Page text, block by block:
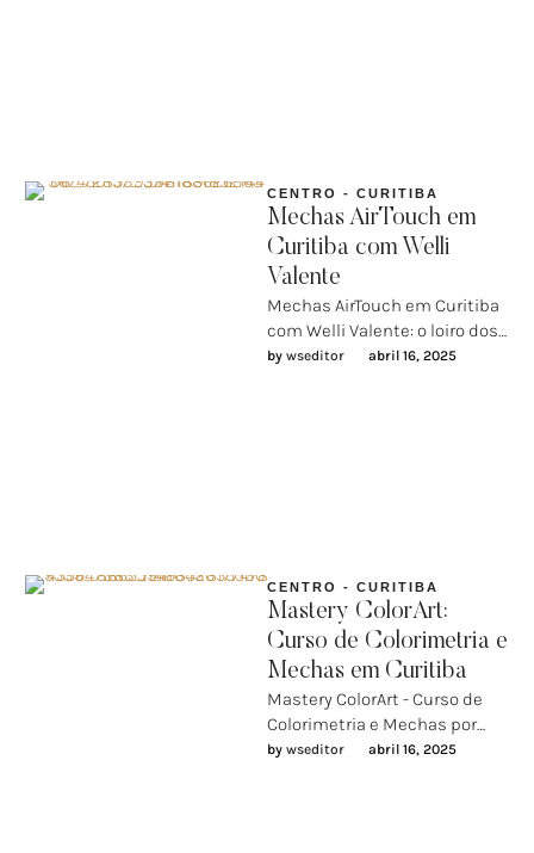
CENTRO - CURITIBA
Mechas AirTouch em
Curitiba com Welli
Valente
Mechas AirTouch em Curitiba
com Welli Valente: o loiro dos
sonhos com técnica, leveza e
by wseditor abril 16, 2025
CENTRO - CURITIBA
Mastery ColorArt:
Curso de Colorimetria e
Mechas em Curitiba
Mastery ColorArt - Curso de
Colorimetria e Mechas por
Welli Valente MASTERY
by wseditor abril 16, 2025